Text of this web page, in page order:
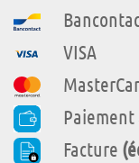
VISA
Paiement
Facture